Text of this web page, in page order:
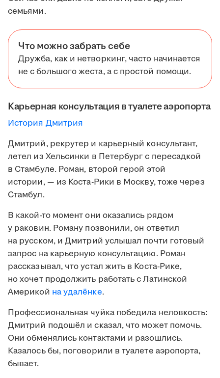
семьями.
Что можно забрать себе
Дружба, как и нетворкинг, часто начинается
не с большого жеста, а с простой помощи.
Карьерная консультация в туалете аэропорта
История Дмитрия
Дмитрий, рекрутер и карьерный консультант,
летел из Хельсинки в Петербург с пересадкой
в Стамбуле. Роман, второй герой этой
истории, — из Коста-Рики в Москву, тоже через
Стамбул.
В какой-то момент они оказались рядом
у раковин. Роману позвонили, он ответил
на русском, и Дмитрий услышал почти готовый
запрос на карьерную консультацию. Роман
рассказывал, что устал жить в Коста-Рике,
но хочет продолжить работать с Латинской
Америкой на удалёнке.
Профессиональная чуйка победила неловкость:
Дмитрий подошёл и сказал, что может помочь.
Они обменялись контактами и разошлись.
Казалось бы, поговорили в туалете аэропорта,
бывает.